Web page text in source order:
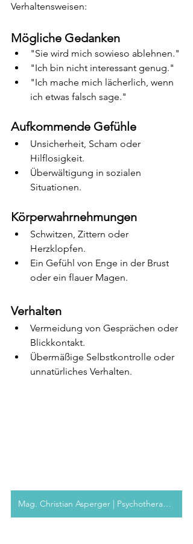
Verhaltensweisen:
Mögliche Gedanken
"Sie wird mich sowieso ablehnen."
"Ich bin nicht interessant genug."
"Ich mache mich lächerlich, wenn
ich etwas falsch sage."
Aufkommende Gefühle
Unsicherheit, Scham oder
Hilflosigkeit.
Überwältigung in sozialen
Situationen.
Körperwahrnehmungen
Schwitzen, Zittern oder
Herzklopfen.
Ein Gefühl von Enge in der Brust
oder ein flauer Magen.
Verhalten
Vermeidung von Gesprächen oder
Blickkontakt.
Übermäßige Selbstkontrolle oder
unnatürliches Verhalten.
Mag. Christian Asperger | Psychotherapeut